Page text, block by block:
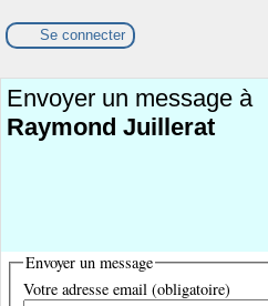
Se connecter
Envoyer un message à
Raymond Juillerat
Envoyer un message
Votre adresse email (obligatoire)